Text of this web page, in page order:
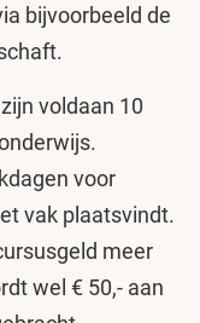
bijvoorbeeld de
voldaan 10
voor
vak plaatsvindt.
meer
wel € 50,- aan